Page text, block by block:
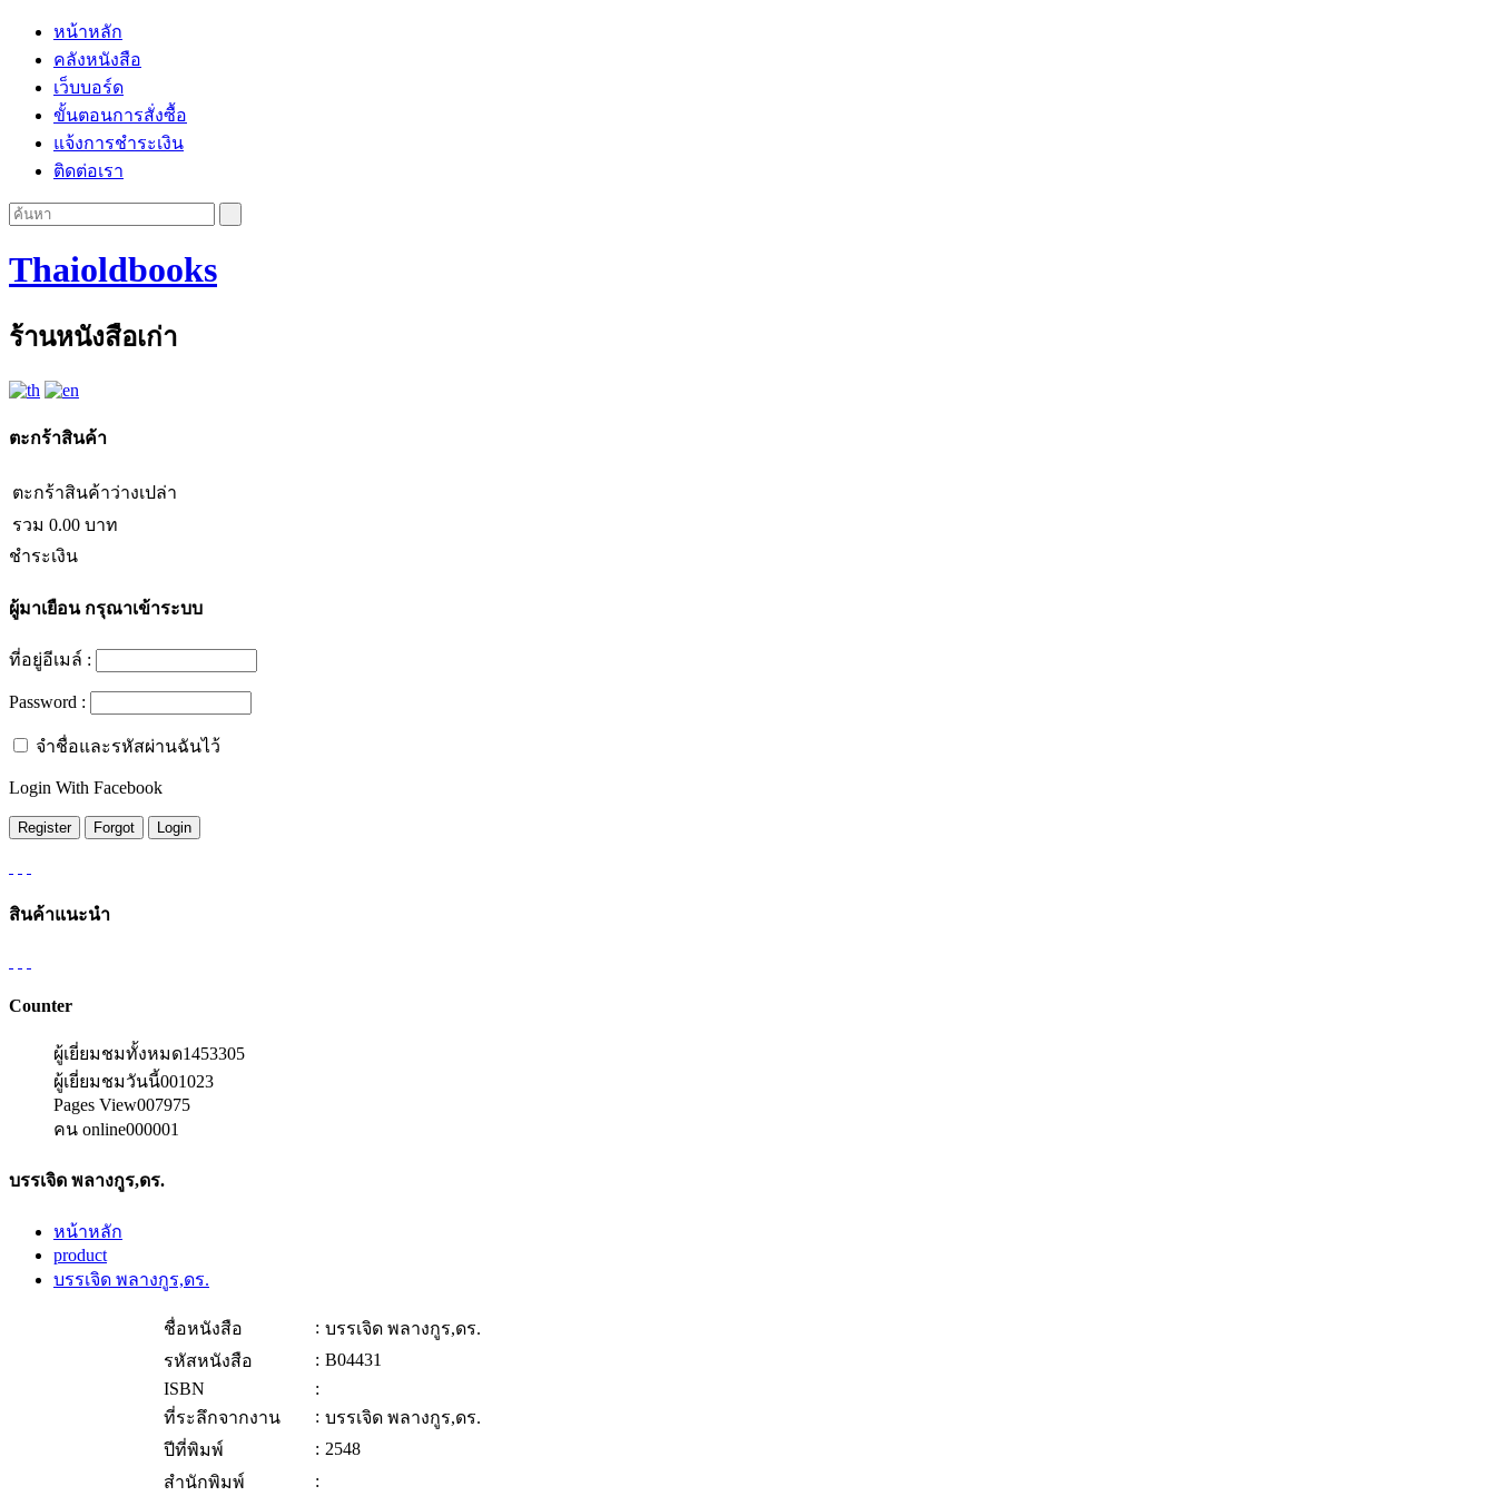
หน้าหลัก
คลังหนังสือ
เว็บบอร์ด
ขั้นตอนการสั่งซื้อ
แจ้งการชำระเงิน
ติดต่อเรา
Thaioldbooks
ร้านหนังสือเก่า
ตะกร้าสินค้า
ตะกร้าสินค้าว่างเปล่า
รวม 0.00 บาท
ชำระเงิน
ผู้มาเยือนกรุณาเข้าระบบ
ที่อยู่อีเมล์ :
Password :
จำชื่อและรหัสผ่านฉันไว้
Login With Facebook
สินค้าแนะนำ
Counter
ผู้เยี่ยมชมทั้งหมด1453305
ผู้เยี่ยมชมวันนี้001023
Pages View007975
คน online000001
บรรเจิด พลางกูร,ดร.
หน้าหลัก
product
บรรเจิด พลางกูร,ดร.
ชื่อหนังสือ : บรรเจิด พลางกูร,ดร.
รหัสหนังสือ
: B04431
ISBN
:
ที่ระลึกจากงาน
: บรรเจิด พลางกูร,ดร.
ปีที่พิมพ์
: 2548
สำนักพิมพ์
: